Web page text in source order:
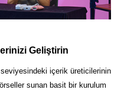
Geliştirin
içerik üreticilerinin
sunan basit bir kurulum